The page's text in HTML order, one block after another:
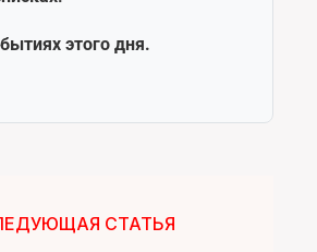
этого дня.
СТАТЬЯ